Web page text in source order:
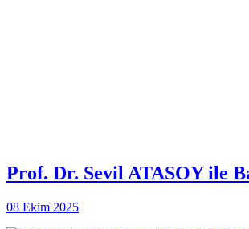
Prof. Dr. Sevil ATASOY ile
08 Ekim 2025